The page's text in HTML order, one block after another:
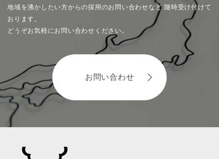
地域を沸かしたい方からの採用のお問い合わせなど 随時受け付けて
おります。
どうぞお気軽にお問い合わせください。
お問い合わせ